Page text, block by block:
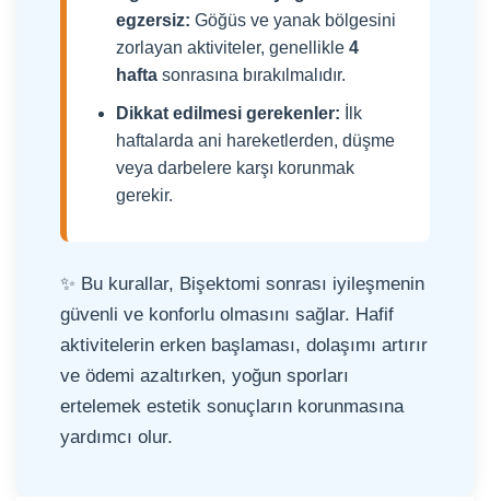
egzersiz: Göğüs ve yanak bölgesini
zorlayan aktiviteler, genellikle 4
hafta sonrasına bırakılmalıdır.
Dikkat edilmesi gerekenler: İlk
haftalarda ani hareketlerden, düşme
veya darbelere karşı korunmak
gerekir.
✨ Bu kurallar, Bişektomi sonrası iyileşmenin
güvenli ve konforlu olmasını sağlar. Hafif
aktivitelerin erken başlaması, dolaşımı artırır
ve ödemi azaltırken, yoğun sporları
ertelemek estetik sonuçların korunmasına
yardımcı olur.